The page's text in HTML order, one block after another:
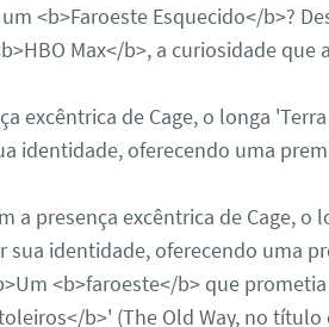
<b>Faroeste Esquecido</b>?
Max</b>, a curiosidade que
excêntrica de Cage, o longa
identidade, oferecendo uma
presença excêntrica de Cage, o
identidade, oferecendo uma
<b>faroeste</b> que
b>' (The Old Way, no título